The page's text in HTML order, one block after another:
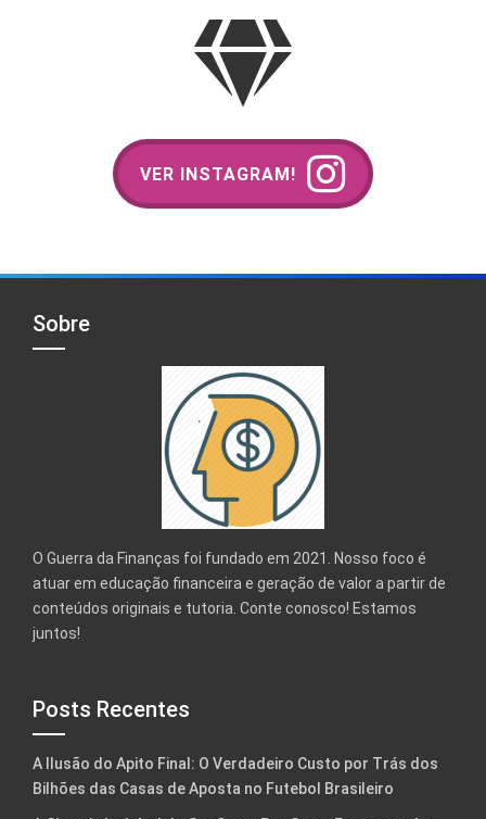
VER INSTAGRAM!
Sobre
O Guerra da Finanças foi fundado em 2021. Nosso foco é
atuar em educação financeira e geração de valor a partir de
conteúdos originais e tutoria. Conte conosco! Estamos
juntos!
Posts Recentes
A Ilusão do Apito Final: O Verdadeiro Custo por Trás dos
Bilhões das Casas de Aposta no Futebol Brasileiro